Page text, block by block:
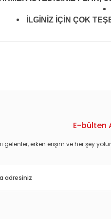
İLGİNİZ İÇİN ÇOK
E-bülten
gelenler, erken erişim ve her şey